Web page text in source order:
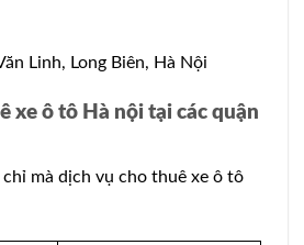
Linh, Long Biên, Hà Nội
xe ô tô Hà nội tại các quận
mà dịch vụ cho thuê xe ô tô